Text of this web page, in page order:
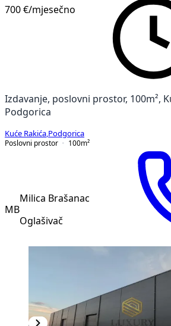
700 €/mjesečno
Izdavanje, poslovni prostor, 100m²,
Podgorica
Kuće Rakića Podgorica
Poslovni prostor
100m²
MB
Milica Brašanac
Oglašivač